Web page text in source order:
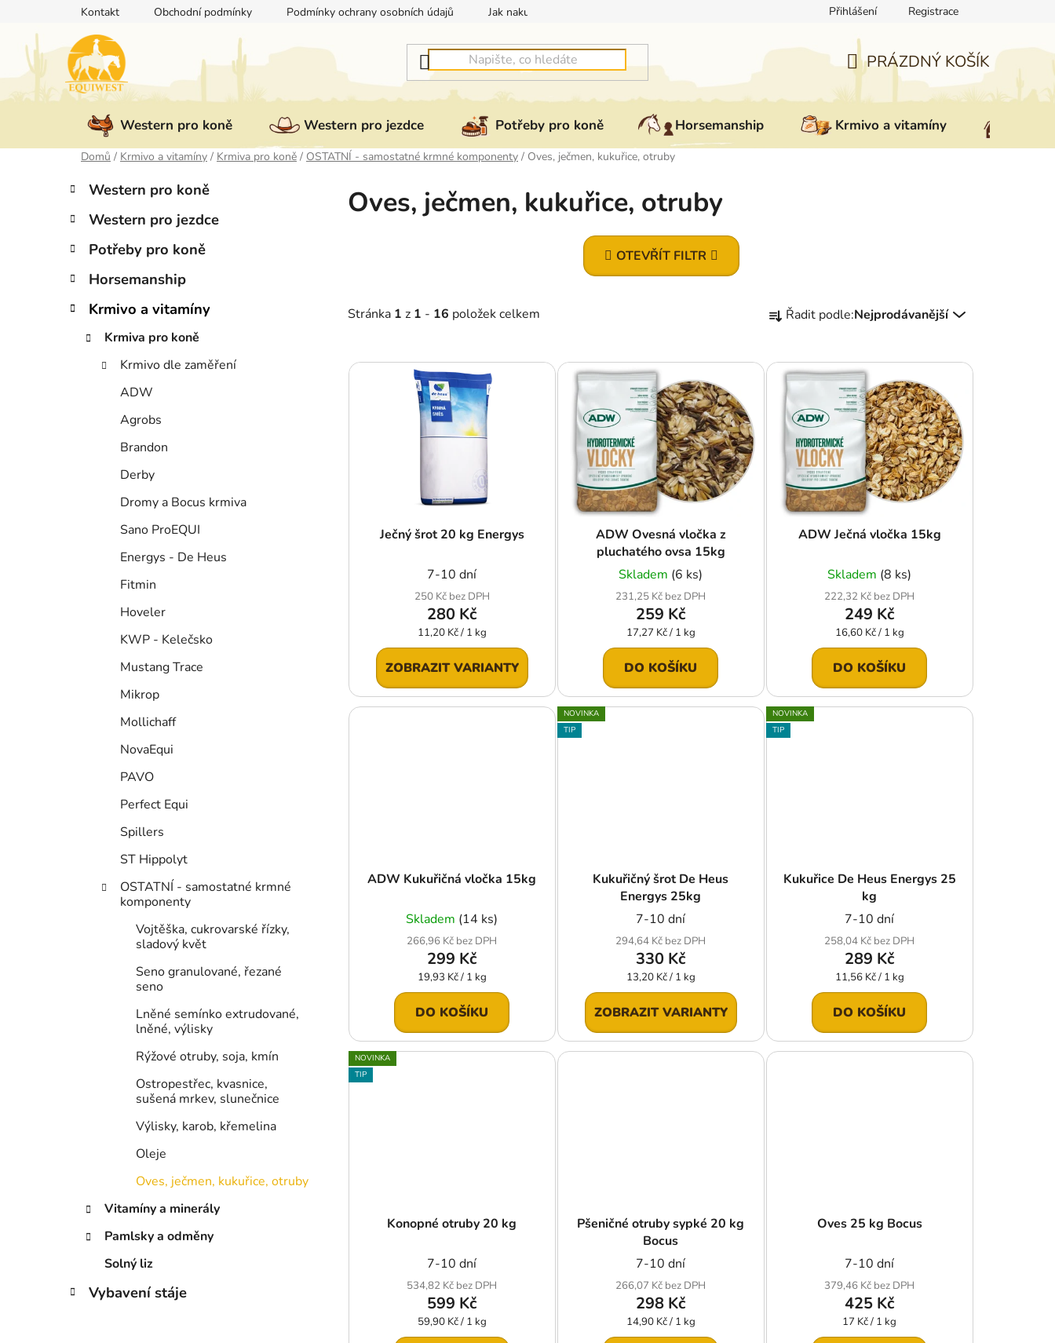
obsah
Kontakt Obchodní podmínky Podmínky ochrany osobních údajů Jak nakupovat Reklamace Doprava a platba
Přihlášení Registrace
NÁKUPNÍ
KOŠÍK
PRÁZDNÝ KOŠÍK
Western pro koně Western pro jezdce Potřeby pro koně Horsemanship Krmivo a vitamíny
Domů / Krmivo a vitamíny / Krmiva pro koně / OSTATNÍ - samostatné krmné komponenty / Oves, ječmen, kukuřice, otruby
P
s
t
a
n
Přeskočit
kategorie
K
a
g
e
Western pro koně
Western pro jezdce
Potřeby pro koně
Horsemanship
Krmivo a vitamíny
Krmiva pro koně
Krmivo dle zaměření
ADW
Agrobs
Brandon
Derby
Dromy a Bocus krmiva
Sano ProEQUI
Energys - De Heus
Fitmin
Hoveler
KWP - Kelečsko
Mustang Trace
Mikrop
Mollichaff
NovaEqui
PAVO
Perfect Equi
Spillers
ST Hippolyt
OSTATNÍ - samostatné krmné
komponenty
Vojtěška, cukrovarské řízky,
sladový květ
Seno granulované, řezané
seno
Lněné semínko extrudované,
lněné, výlisky
Rýžové otruby, soja, kmín
Ostropestřec, kvasnice,
sušená mrkev, slunečnice
Výlisky, karob, křemelina
Oleje
Oves, ječmen, kukuřice, otruby
Vitamíny a minerály
Pamlsky a odměny
Solný liz
Vybavení stáje
Oves, ječmen, kukuřice, otruby
OTEVŘÍT FILTR
Stránka 1 z 1 - 16 položek celkem
a
e
Řadit podle:Nejprodávanější
V
Ječný šrot 20 kg Energys
7-10 dní
250 Kč bez DPH
280 Kč
Měrná
cena:
11,20 Kč / 1 kg
ZOBRAZIT VARIANTY
ADW Ovesná vločka z
pluchatého ovsa 15kg
Skladem (6 ks)
231,25 Kč bez DPH
259 Kč
Měrná
cena:
17,27 Kč / 1 kg
DO KOŠÍKU
ADW Ječná vločka 15kg
Skladem (8 ks)
222,32 Kč bez DPH
249 Kč
Měrná
cena:
16,60 Kč / 1 kg
DO KOŠÍKU
ADW Kukuřičná vločka 15kg
Skladem (14 ks)
266,96 Kč bez DPH
299 Kč
Měrná
cena:
19,93 Kč / 1 kg
DO KOŠÍKU
NOVINKA
TIP
Kukuřičný šrot De Heus
Energys 25kg
7-10 dní
294,64 Kč bez DPH
330 Kč
Měrná
cena:
13,20 Kč / 1 kg
ZOBRAZIT VARIANTY
NOVINKA
TIP
Kukuřice De Heus Energys 25
kg
7-10 dní
258,04 Kč bez DPH
289 Kč
Měrná
cena:
11,56 Kč / 1 kg
DO KOŠÍKU
NOVINKA
TIP
Konopné otruby 20 kg
7-10 dní
534,82 Kč bez DPH
599 Kč
Měrná
cena:
59,90 Kč / 1 kg
Pšeničné otruby sypké 20 kg
Bocus
7-10 dní
266,07 Kč bez DPH
298 Kč
Měrná
cena:
14,90 Kč / 1 kg
Oves 25 kg Bocus
7-10 dní
379,46 Kč bez DPH
425 Kč
Měrná
cena:
17 Kč / 1 kg